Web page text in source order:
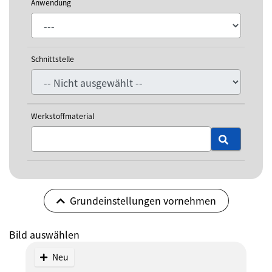
Anwendung
Schnittstelle
Werkstoffmaterial
Grundeinstellungen vornehmen
Bild auswählen
Neu